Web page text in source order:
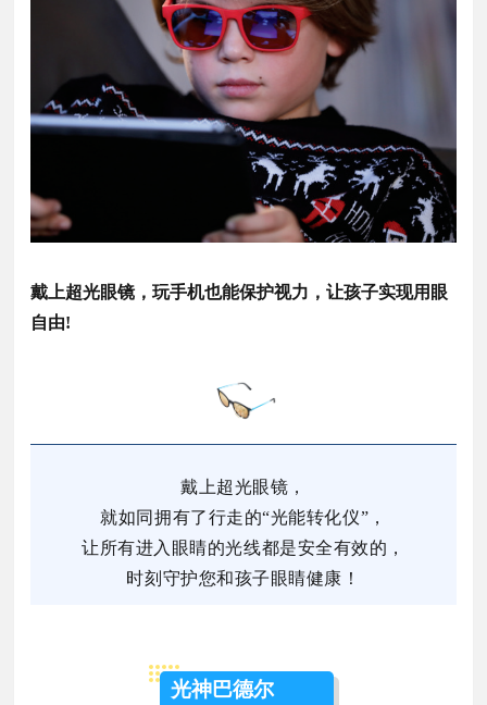
戴上超光眼镜，玩手机也能保护视力，让孩子实现用眼
自由!
戴上超光眼镜，
就如同拥有了行走的“光能转化仪”，
让所有进入眼睛的光线都是安全有效的，
时刻守护您和孩子眼睛健康！
光神巴德尔